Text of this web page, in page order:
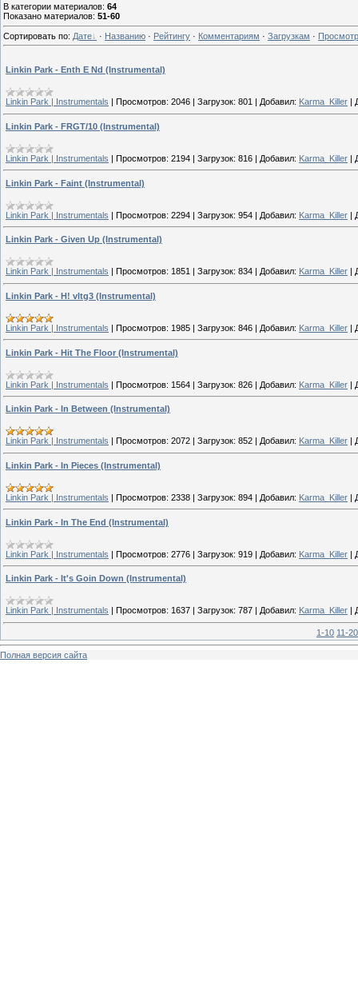
В категории материалов: 64
Показано материалов: 51-60
Сортировать по: Дате · Названию · Рейтингу · Комментариям · Загрузкам ·
Linkin Park - Enth E Nd (Instrumental)
Linkin Park | Instrumentals Просмотров: 2046 Загрузок: 801 Добавил: Karma_Killer
Linkin Park - FRGT/10 (Instrumental)
Linkin Park | Instrumentals | Просмотров: 2194 | Загрузок: 816 | Добавил: Karma_Killer |
Linkin Park - Faint (Instrumental)
Linkin Park | Instrumentals | Просмотров: 2294 | Загрузок: 954 | Добавил: Karma_Killer |
Linkin Park - Given Up (Instrumental)
Linkin Park | Instrumentals Просмотров: 1851 Загрузок: 834 Добавил: Karma_Killer
Linkin Park - H! vltg3 (Instrumental)
Linkin Park | Instrumentals | Просмотров: 1985 | Загрузок: 846 | Добавил: Karma_Killer |
Linkin Park - Hit The Floor (Instrumental)
Linkin Park | Instrumentals | Просмотров: 1564 | Загрузок: 826 | Добавил: Karma_Killer |
Linkin Park - In Between (Instrumental)
Linkin Park | Instrumentals Просмотров: 2072 Загрузок: 852 Добавил: Karma_Killer
Linkin Park - In Pieces (Instrumental)
Linkin Park | Instrumentals | Просмотров: 2338 | Загрузок: 894 | Добавил: Karma_Killer |
Linkin Park - In The End (Instrumental)
Linkin Park | Instrumentals | Просмотров: 2776 | Загрузок: 919 | Добавил: Karma_Killer |
Linkin Park - It's Goin Down (Instrumental)
Linkin Park | Instrumentals | Просмотров: 1637 | Загрузок: 787 | Добавил: Karma_Killer |
1-10 11-20
Полная версия сайта